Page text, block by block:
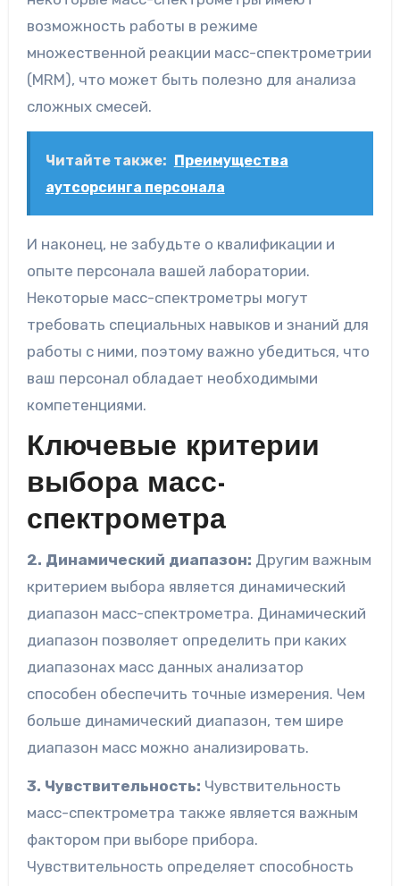
возможность работы в режиме
множественной реакции масс-спектрометрии
(MRM), что может быть полезно для анализа
сложных смесей.
Читайте также:
Преимущества
аутсорсинга персонала
И наконец, не забудьте о квалификации и
опыте персонала вашей лаборатории.
Некоторые масс-спектрометры могут
требовать специальных навыков и знаний для
работы с ними, поэтому важно убедиться, что
ваш персонал обладает необходимыми
компетенциями.
Ключевые критерии
выбора масс-
спектрометра
2. Динамический диапазон: Другим важным
критерием выбора является динамический
диапазон масс-спектрометра. Динамический
диапазон позволяет определить при каких
диапазонах масс данных анализатор
способен обеспечить точные измерения. Чем
больше динамический диапазон, тем шире
диапазон масс можно анализировать.
3. Чувствительность: Чувствительность
масс-спектрометра также является важным
фактором при выборе прибора.
Чувствительность определяет способность